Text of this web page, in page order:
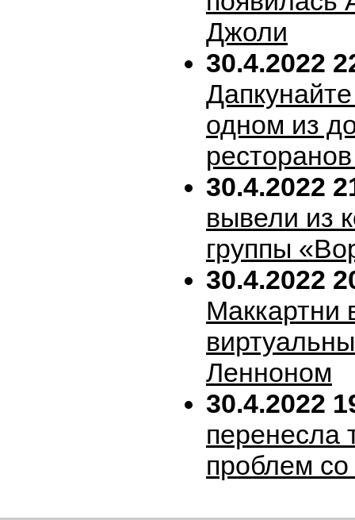
Джоли
30.4.2022
одном из
30.4.2022
вывели из
группы
30.4.2022
Маккартни
Ленноном
30.4.2022
перенесла
проблем